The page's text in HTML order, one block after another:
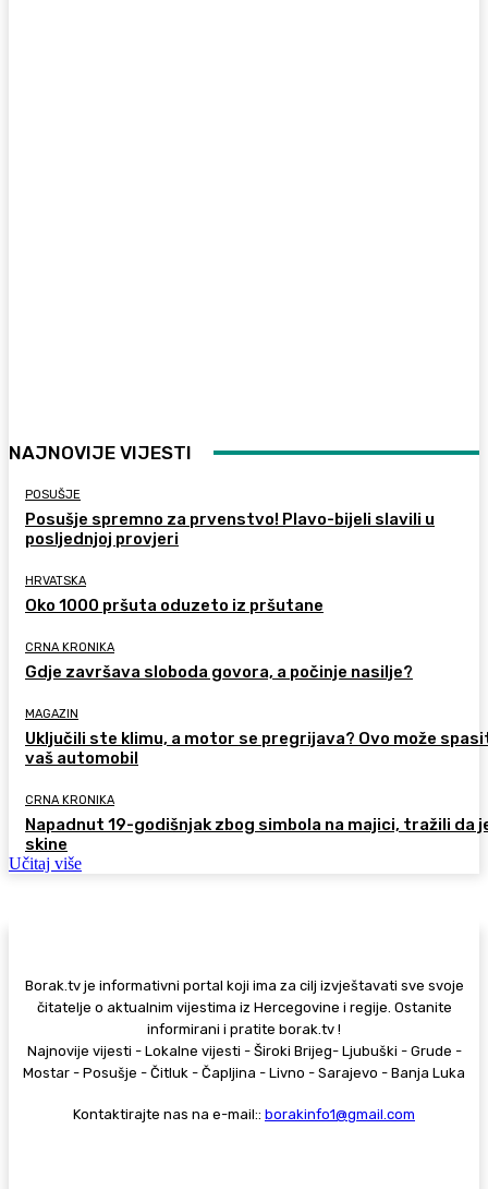
NAJNOVIJE VIJESTI
POSUŠJE
Posušje spremno za prvenstvo! Plavo-bijeli slavili u
posljednjoj provjeri
HRVATSKA
Oko 1000 pršuta oduzeto iz pršutane
CRNA KRONIKA
Gdje završava sloboda govora, a počinje nasilje?
MAGAZIN
Uključili ste klimu, a motor se pregrijava? Ovo može
vaš automobil
CRNA KRONIKA
Napadnut 19-godišnjak zbog simbola na majici, tražili da
skine
Učitaj više
Borak.tv je informativni portal koji ima za cilj izvještavati sve svoje
čitatelje o aktualnim vijestima iz Hercegovine i regije. Ostanite
informirani i pratite borak.tv !
Najnovije vijesti - Lokalne vijesti - Široki Brijeg- Ljubuški - Grude -
Mostar - Posušje - Čitluk - Čapljina - Livno - Sarajevo - Banja Luka
Kontaktirajte nas na e-mail:: borakinfo1@gmail.com